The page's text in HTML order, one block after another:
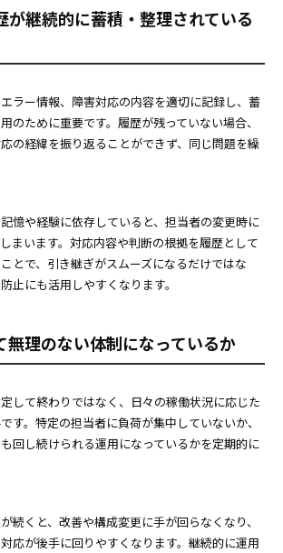
が継続的に蓄積・整理されている
ラー情報、障害対応の内容を適切に記録し、蓄
のために重要です。履歴が残っていない場合、
の経緯を振り返ることができず、同じ問題を繰
憶や経験に依存していると、担当者の変更時に
まいます。対応内容や判断の根拠を履歴として
とで、引き継ぎがスムーズになるだけではな
止にも活用しやすくなります。
無理のない体制になっているか
して終わりではなく、日々の稼働状況に応じた
す。特定の担当者に負荷が集中していないか、
回し続けられる運用になっているかを定期的に
続くと、改善や構成変更に手が回らなくなり、
応が後手に回りやすくなります。継続的に運用